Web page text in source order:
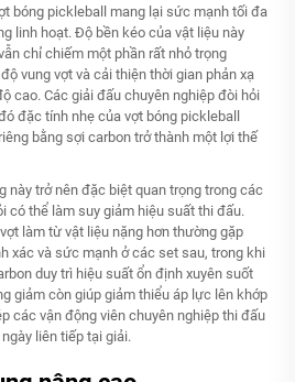
bóng pickleball mang lại sức mạnh tối đa
linh hoạt. Độ bền kéo của vật liệu này
chỉ chiếm một phần rất nhỏ trọng
vung vợt và cải thiện thời gian phản xạ
cao. Các giải đấu chuyên nghiệp đòi hỏi
đặc tính nhẹ của vợt bóng pickleball
bằng sợi carbon trở thành một lợi thế
này trở nên đặc biệt quan trọng trong các
có thể làm suy giảm hiệu suất thi đấu.
làm từ vật liệu nặng hơn thường gặp
xác và sức mạnh ở các set sau, trong khi
duy trì hiệu suất ổn định xuyên suốt
giảm còn giúp giảm thiểu áp lực lên khớp
các vận động viên chuyên nghiệp thi đấu
liên tiếp tại giải.